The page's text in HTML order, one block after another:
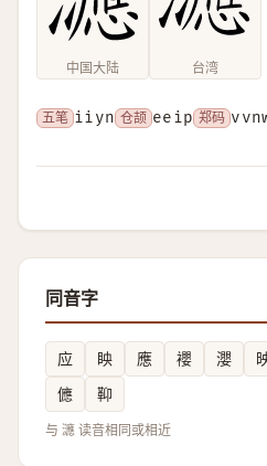
中国大陆 台湾
五笔 iiyn 仓颉 eeip 郑码
同音字
应 眏 應 䙬 瀴
㒣
䩕
与 㶝 读音相同或相近